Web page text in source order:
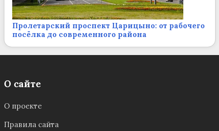
Пролетарский проспект Царицыно: от рабочего
посёлка до современного района
О сайте
О проекте
Правила сайта